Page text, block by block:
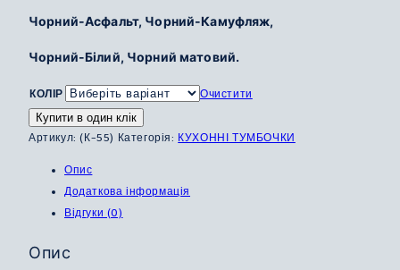
Чорний-Асфальт, Чорний-Камуфляж,
Чорний-Білий, Чорний матовий.
КОЛІР Очистити
Купити в один клік
Артикул:(К-55) Категорія: КУХОННІ ТУМБОЧКИ
Опис
Додаткова інформація
Відгуки (0)
Опис